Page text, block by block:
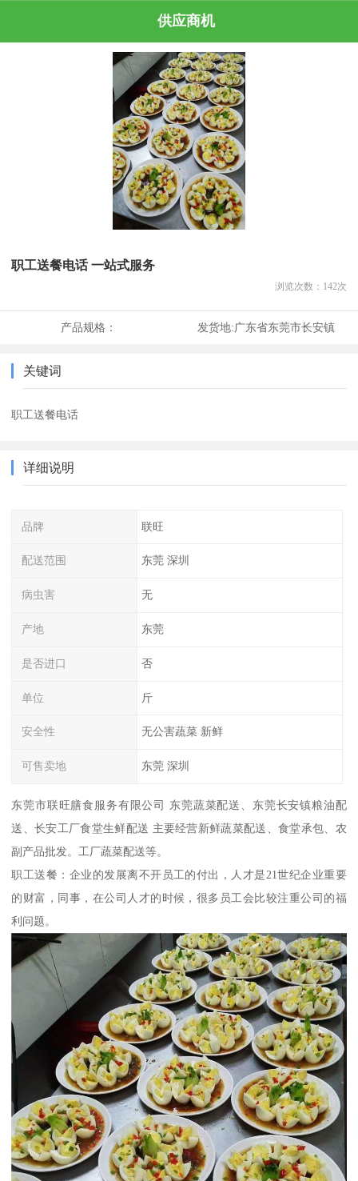
供应商机
职工送餐电话 一站式服务
浏览次数： 142次
产品规格： 发货地:广东省东莞市长安镇
关键词
职工送餐电话
详细说明
品牌 联旺
配送范围 东莞 深圳
病虫害 无
产地 东莞
是否进口 否
单位 斤
安全性 无公害蔬菜 新鲜
可售卖地 东莞 深圳
东莞市联旺膳食服务有限公司 东莞蔬菜配送、东莞长安镇粮油配
送、长安工厂食堂生鲜配送 主要经营新鲜蔬菜配送、食堂承包、农
副产品批发。工厂蔬菜配送等。
职工送餐：企业的发展离不开员工的付出，人才是21世纪企业重要
的财富，同事，在公司人才的时候，很多员工会比较注重公司的福
利问题。